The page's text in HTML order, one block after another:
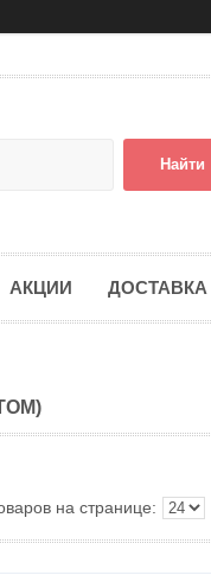
Найти
АКЦИИ ДОСТАВКА